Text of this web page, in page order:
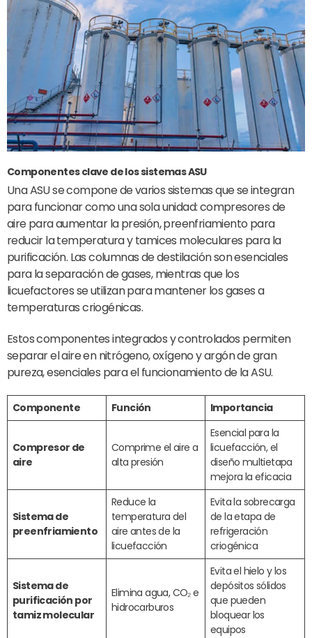
Componentes clave de los sistemas ASU
Una ASU se compone de varios sistemas que se integran
para funcionar como una sola unidad: compresores de
aire para aumentar la presión, preenfriamiento para
reducir la temperatura y tamices moleculares para la
purificación. Las columnas de destilación son esenciales
para la separación de gases, mientras que los
licuefactores se utilizan para mantener los gases a
temperaturas criogénicas.
Estos componentes integrados y controlados permiten
separar el aire en nitrógeno, oxígeno y argón de gran
pureza, esenciales para el funcionamiento de la ASU.
Componente Función Importancia
Compresor de
aire
Comprime el aire a
alta presión
Esencial para la
licuefacción, el
diseño multietapa
mejora la eficacia
Sistema de
preenfriamiento
Reduce la
temperatura del
aire antes de la
licuefacción
Evita la sobrecarga
de la etapa de
refrigeración
criogénica
Sistema de
purificación por
tamiz molecular
Elimina agua, CO₂ e
hidrocarburos
Evita el hielo y los
depósitos sólidos
que pueden
bloquear los
equipos